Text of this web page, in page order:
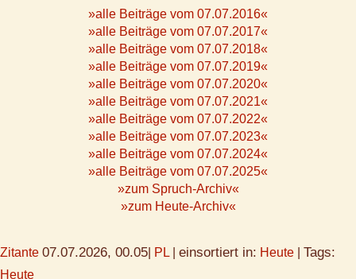
»alle Beiträge vom 07.07.2016«
»alle Beiträge vom 07.07.2017«
»alle Beiträge vom 07.07.2018«
»alle Beiträge vom 07.07.2019«
»alle Beiträge vom 07.07.2020«
»alle Beiträge vom 07.07.2021«
»alle Beiträge vom 07.07.2022«
»alle Beiträge vom 07.07.2023«
»alle Beiträge vom 07.07.2024«
»alle Beiträge vom 07.07.2025«
»zum Spruch-Archiv«
»zum Heute-Archiv«
Zitante 07.07.2026, 00.05 PL einsortiert in: Heute Tags:
Heute